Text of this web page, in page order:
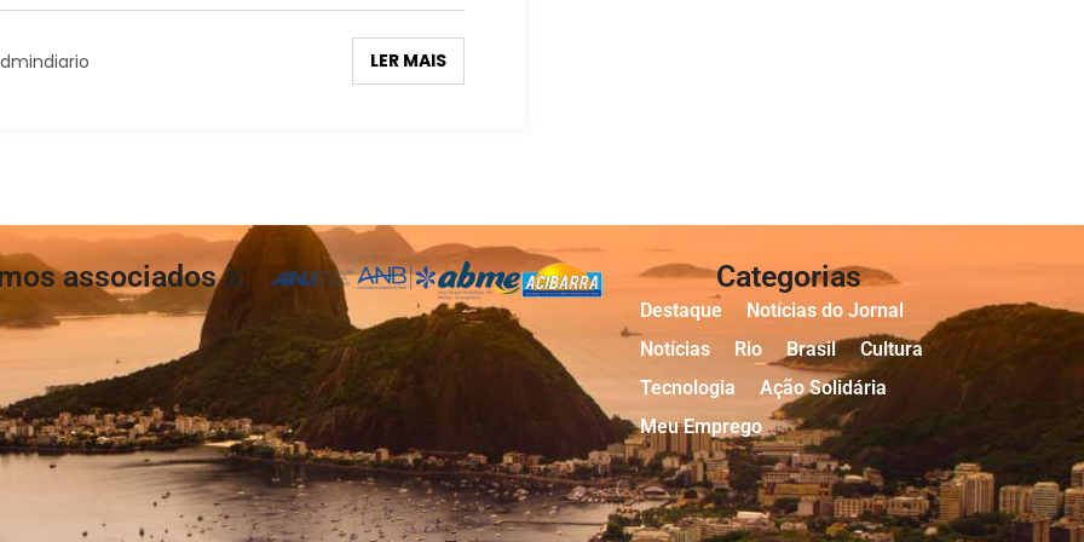
LER MAIS
associados à: Categorias
Destaque
Notícias do Jornal
Notícias
Rio Brasil
Cultura
Tecnologia
Ação Solidária
Meu Emprego